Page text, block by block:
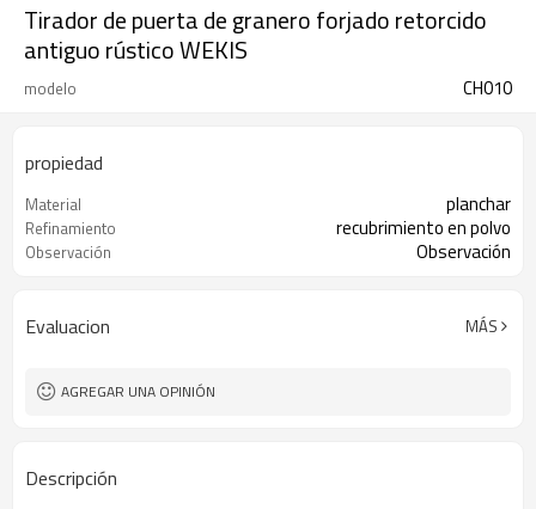
Tirador de puerta de granero forjado retorcido
antiguo rústico WEKIS
modelo CH010
propiedad
Material planchar
Refinamiento recubrimiento en polvo
Observación Observación
Evaluacion MÁS
AGREGAR UNA OPINIÓN
Descripción